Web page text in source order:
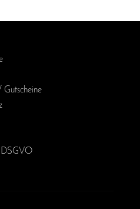
Gutscheine
DSGVO